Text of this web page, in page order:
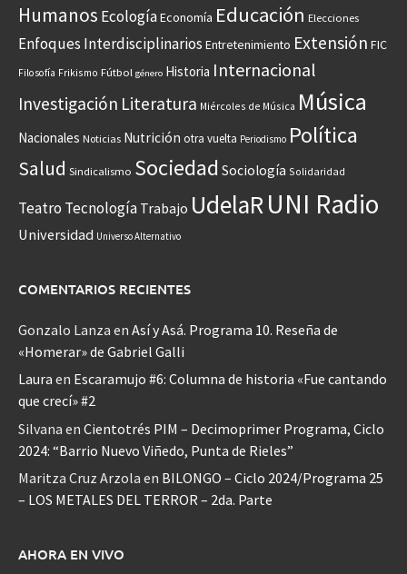
Humanos EcologíaEconomía Educación Elecciones
Enfoques Interdisciplinarios Entretenimiento Extensión FIC
Filosofía Frikismo Fútbol género Historia Internacional
Investigación Literatura Miércoles de Música Música
Nacionales Noticias Nutrición otra vuelta Periodismo Política
Salud Sindicalismo Sociedad Sociología Solidaridad
Teatro Tecnología Trabajo UdelaRUNI Radio
Universidad Universo Alternativo
COMENTARIOS RECIENTES
Gonzalo Lanza en Así y Asá. Programa 10. Reseña de
«Homerar» de Gabriel Galli
Laura en Escaramujo #6: Columna de historia «Fue cantando
que crecí» #2
Silvana en Cientotrés PIM – Decimoprimer Programa, Ciclo
2024: “Barrio Nuevo Viñedo, Punta de Rieles”
Maritza Cruz Arzola en BILONGO – Ciclo 2024/Programa 25
– LOS METALES DEL TERROR – 2da. Parte
AHORA EN VIVO